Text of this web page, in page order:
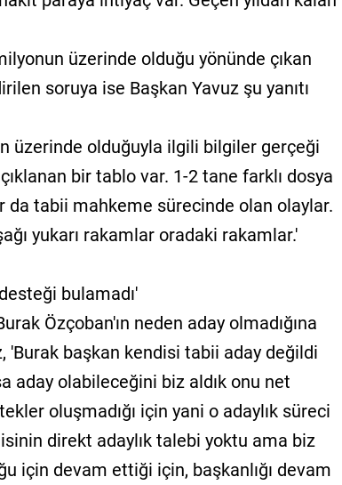
üzerinde olduğu yönünde çıkan
soruya ise Başkan Yavuz şu yanıtı
üzerinde olduğuyla ilgili bilgiler gerçeği
bir tablo var. 1-2 tane farklı dosya
da tabii mahkeme sürecinde olan olaylar.
yukarı rakamlar oradaki rakamlar.'
bulamadı'
Özçoban'ın neden aday olmadığına
'Burak başkan kendisi tabii aday değildi
aday olabileceğini biz aldık onu net
oluşmadığı için yani o adaylık süreci
direkt adaylık talebi yoktu ama biz
için devam ettiği için, başkanlığı devam